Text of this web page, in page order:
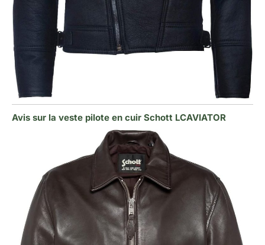
Avis sur la veste pilote en cuir Schott LCAVIATOR